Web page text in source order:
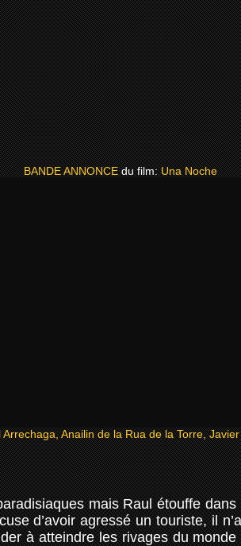
BANDE ANNONCE du film: Una Noche
Arrechaga, Anailin de la Rua de la Torre,
mais Raul étouffe
d’avoir agressé un touriste, il
à atteindre les rivages du